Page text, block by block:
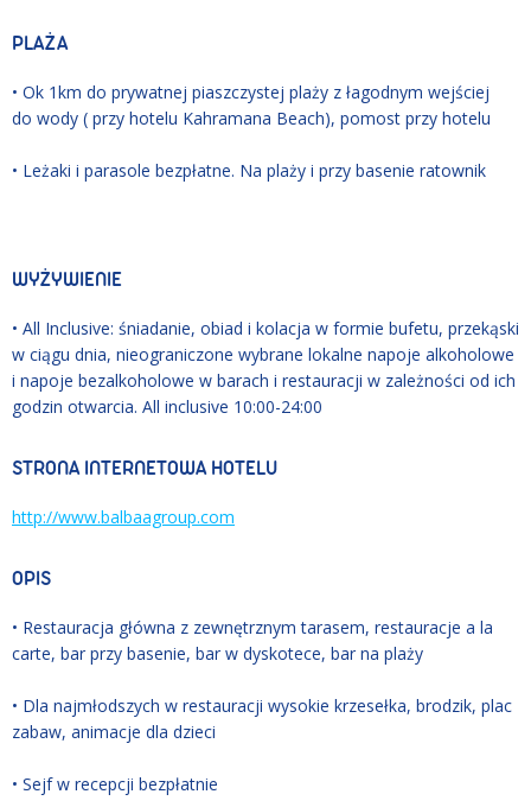
PLAŻA
• Ok 1km do prywatnej piaszczystej plaży z łagodnym wejściej
do wody ( przy hotelu Kahramana Beach), pomost przy hotelu
• Leżaki i parasole bezpłatne. Na plaży i przy basenie ratownik
WYŻYWIENIE
• All Inclusive: śniadanie, obiad i kolacja w formie bufetu, przekąski
w ciągu dnia, nieograniczone wybrane lokalne napoje alkoholowe
i napoje bezalkoholowe w barach i restauracji w zależności od ich
godzin otwarcia. All inclusive 10:00-24:00
STRONA INTERNETOWA HOTELU
http://www.balbaagroup.com
OPIS
• Restauracja główna z zewnętrznym tarasem, restauracje a la
carte, bar przy basenie, bar w dyskotece, bar na plaży
• Dla najmłodszych w restauracji wysokie krzesełka, brodzik, plac
zabaw, animacje dla dzieci
• Sejf w recepcji bezpłatnie